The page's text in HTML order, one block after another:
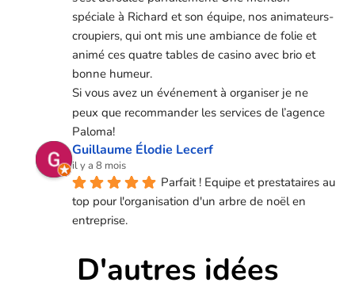
spéciale à Richard et son équipe, nos animateurs-
croupiers, qui ont mis une ambiance de folie et
animé ces quatre tables de casino avec brio et
bonne humeur.
Si vous avez un événement à organiser je ne
peux que recommander les services de l’agence
Paloma!
Guillaume Élodie Lecerf
il y a 8 mois
Parfait ! Equipe et prestataires au
top pour l'organisation d'un arbre de noël en
entreprise.
D'autres idées